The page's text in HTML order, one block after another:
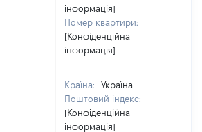
інформація]
Номер квартири:
[Конфіденційна
інформація]
Країна:
Україна
Поштовий індекс:
[Конфіденційна
інформація]